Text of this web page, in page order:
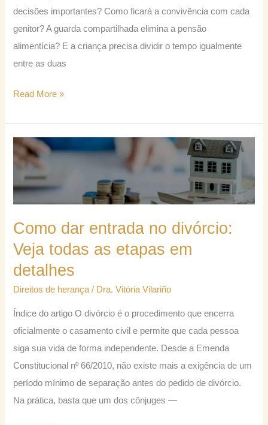
decisões importantes? Como ficará a convivência com cada
genitor? A guarda compartilhada elimina a pensão
alimentícia? E a criança precisa dividir o tempo igualmente
entre as duas
Read More »
Como dar entrada no divórcio:
Veja todas as etapas em
detalhes
Direitos de herança/ Dra. Vitória Vilariño
Índice do artigo O divórcio é o procedimento que encerra
oficialmente o casamento civil e permite que cada pessoa
siga sua vida de forma independente. Desde a Emenda
Constitucional nº 66/2010, não existe mais a exigência de um
período mínimo de separação antes do pedido de divórcio.
Na prática, basta que um dos cônjuges —
Como
dar
entrada
no
Veja
todas
as
etapas
detalhes